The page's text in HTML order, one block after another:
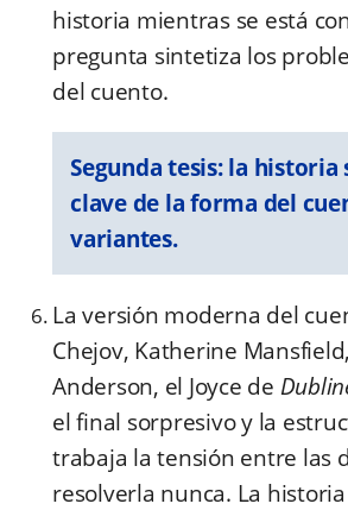
historia mientras se está
pregunta sintetiza los
del cuento.
Segunda tesis: la historia
clave de la forma del
variantes.
La versión moderna del
Chejov, Katherine
Anderson, el Joyce de
el final sorpresivo y la
trabaja la tensión entre las
resolverla nunca. La